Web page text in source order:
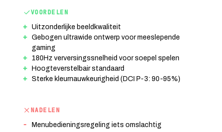
VOORDELEN
Uitzonderlijke beeldkwaliteit
Gebogen ultrawide ontwerp voor meeslepende
gaming
180Hz verversingssnelheid voor soepel spelen
Hoogteverstelbair standaard
Sterke kleurnauwkeurigheid (DCI P-3: 90-95%)
NADELEN
Menubedieningsregeling iets omslachtig